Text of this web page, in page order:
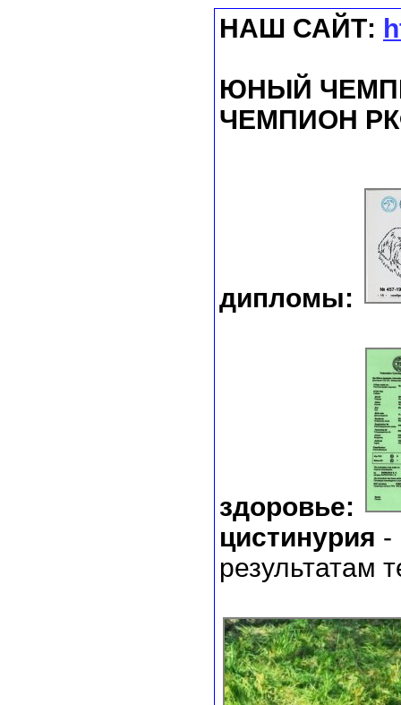
НАШ САЙТ:
ЮНЫЙ
ЧЕМПИОН
дипломы:
здоровье:
цистинурия -
результатам